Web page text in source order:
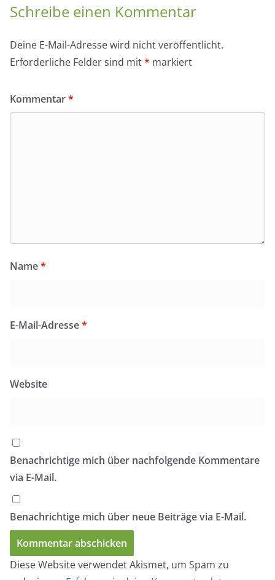
Schreibe einen Kommentar
Deine E-Mail-Adresse wird nicht veröffentlicht.
Erforderliche Felder sind mit* markiert
Kommentar*
Name*
E-Mail-Adresse*
Website
Benachrichtige mich über nachfolgende Kommentare
via E-Mail.
Benachrichtige mich über neue Beiträge via E-Mail.
Diese Website verwendet Akismet, um Spam zu